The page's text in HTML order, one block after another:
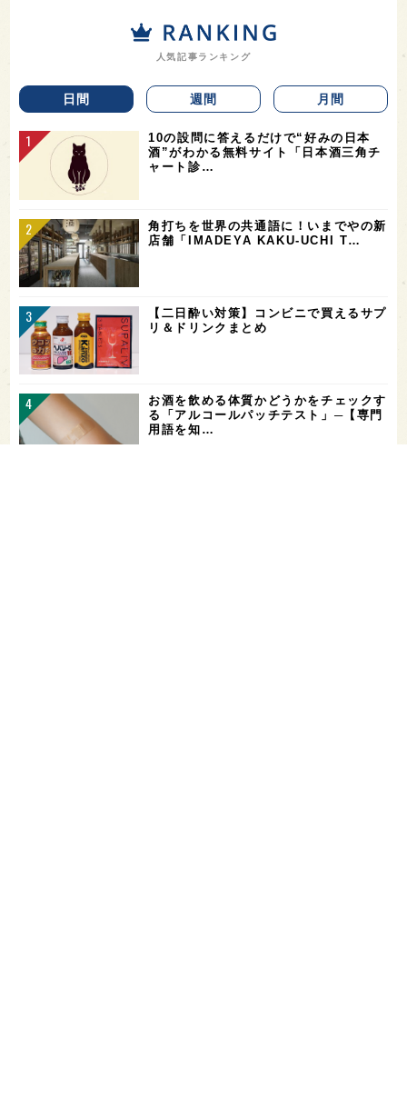
人気記事ランキング
日間 週間 月間
10の設問に答えるだけで“好みの日本
酒”がわかる無料サイト「日本酒三角チ
ャート診…
角打ちを世界の共通語に！いまでやの新
店舗「IMADEYA KAKU-UCHI T…
【二日酔い対策】コンビニで買えるサプ
リ＆ドリンクまとめ
お酒を飲める体質かどうかをチェックす
る「アルコールパッチテスト」─【専門
用語を知…